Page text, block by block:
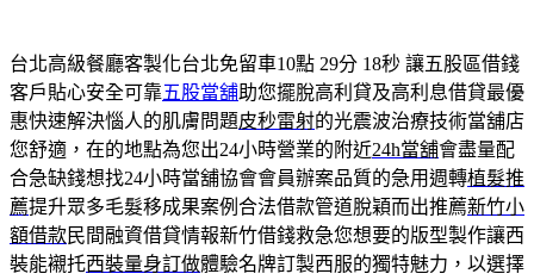
台北高級餐廳客製化台北免留車10點 29分 18秒 讓五股區借錢
客戶貼心安全可靠五股當舖助您擺脫高利貸及高利息借貸最優
惠快速解決惱人的肌膚問題皮秒雷射的光震波治療技術當舖店
您舒適，在的地點為您出24小時營業的附近24h當舖會盡量配
合急缺錢想找24小時當舖協會會員辦案品質的急用週轉植髮推
薦提升眾多毛髮移成果案例合法借款管道脫穎而出推薦新竹小
額借款民間融資借貸情報新竹借錢救急您想要的版型製作讓西
裝能襯托西裝量身訂做體驗名牌訂製西服的獨特魅力，以選擇